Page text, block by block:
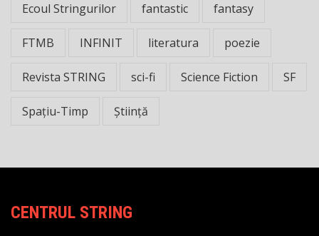
Ecoul Stringurilor fantastic fantasy
FTMB INFINIT literatura poezie
Revista STRING sci-fi Science Fiction SF
Spațiu-Timp Știință
CENTRUL STRING